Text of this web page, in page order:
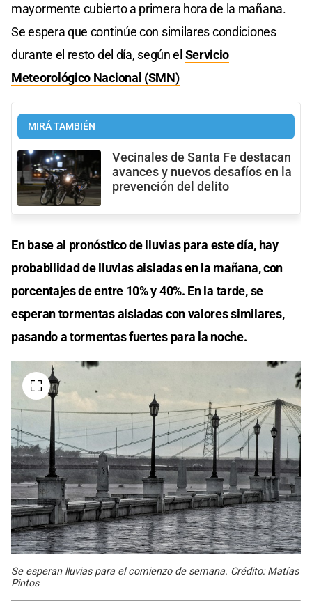
mayormente cubierto a primera hora de la mañana.
Se espera que continúe con similares condiciones
durante el resto del día, según el Servicio
Meteorológico Nacional (SMN)
MIRÁ TAMBIÉN
Vecinales de Santa Fe destacan
avances y nuevos desafíos en la
prevención del delito
En base al pronóstico de lluvias para este día, hay
probabilidad de lluvias aisladas en la mañana, con
porcentajes de entre 10% y 40%. En la tarde, se
esperan tormentas aisladas con valores similares,
pasando a tormentas fuertes para la noche.
Se esperan lluvias para el comienzo de semana. Crédito: Matías
Pintos